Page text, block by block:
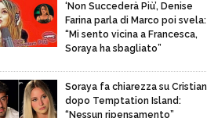
‘Non Succederà Più’, Denise
Farina parla di Marco poi svela:
“Mi sento vicina a Francesca,
Soraya ha sbagliato”
Soraya fa chiarezza su Cristian
dopo Temptation Island:
“Nessun ripensamento”